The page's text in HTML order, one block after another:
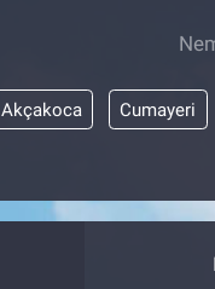
Akçakoca Cumayeri